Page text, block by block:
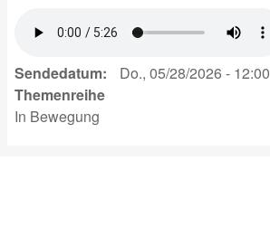
Sendedatum
Do., 05/28/2026 - 12:00
Themenreihe
In Bewegung